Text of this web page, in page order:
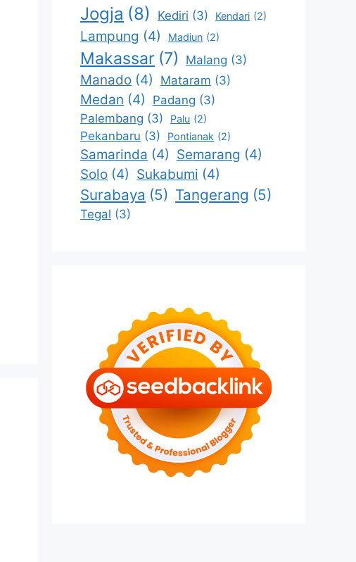
Jogja (8) Kediri (3) Kendari (2)
Lampung (4) Madiun (2)
Makassar (7) Malang (3)
Manado (4) Mataram (3)
Medan (4) Padang (3)
Palembang (3) Palu (2)
Pekanbaru (3) Pontianak (2)
Samarinda (4) Semarang (4)
Solo (4) Sukabumi (4)
Surabaya (5) Tangerang (5)
Tegal (3)